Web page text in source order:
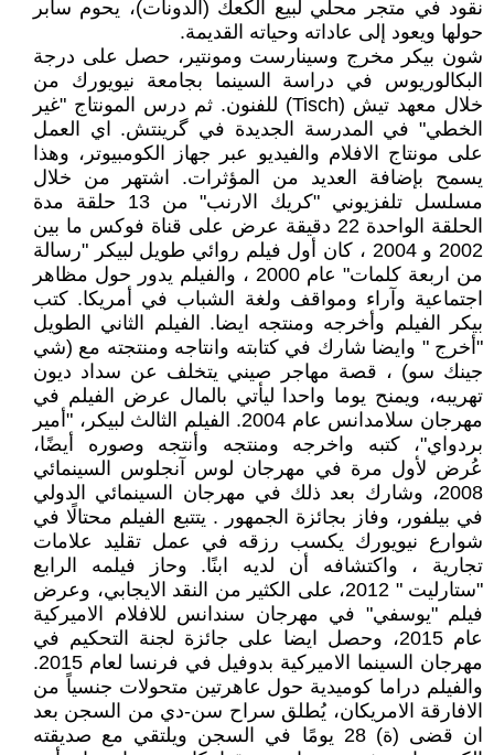
نقود في متجر محلي لبيع الكعك (الدونات)، يحوم سابر
حولها ويعود إلى عاداته وحياته القديمة.
شون بيكر مخرج وسينارست ومونتير، حصل على درجة
البكالوريوس في دراسة السينما بجامعة نيويورك من
خلال معهد تيش (Tisch) للفنون. ثم درس المونتاج "غير
الخطي" في المدرسة الجديدة في گرينتش. اي العمل
على مونتاج الافلام والفيديو عبر جهاز الكومبيوتر، وهذا
يسمح بإضافة العديد من المؤثرات. اشتهر من خلال
مسلسل تلفزيوني "كريك الارنب" من 13 حلقة مدة
الحلقة الواحدة 22 دقيقة عرض على قناة فوكس ما بين
2002 و 2004 ، كان أول فيلم روائي طويل لبيكر "رسالة
من اربعة كلمات" عام 2000 ، والفيلم يدور حول مظاهر
اجتماعية وآراء ومواقف ولغة الشباب في أمريكا. كتب
بيكر الفيلم وأخرجه ومنتجه ايضا. الفيلم الثاني الطويل
"أخرج " وايضا شارك في كتابته وانتاجه ومنتجته مع (شي
جينك سو) ، قصة مهاجر صيني يتخلف عن سداد ديون
تهريبه، ويمنح يوما واحدا ليأتي بالمال عرض الفيلم في
مهرجان سلامدانس عام 2004. الفيلم الثالث لبيكر، "أمير
بردواي"، كتبه واخرجه ومنتجه وأنتجه وصوره أيضًا،
عُرض لأول مرة في مهرجان لوس آنجلوس السينمائي
2008، وشارك بعد ذلك في مهرجان السينمائي الدولي
في بيلفور، وفاز بجائزة الجمهور . يتتبع الفيلم محتالًا في
شوارع نيويورك يكسب رزقه في عمل تقليد علامات
تجارية ، واكتشافه أن لديه ابنًا. وحاز فيلمه الرابع
"ستارليت " 2012، على الكثير من النقد الايجابي، وعرض
فيلم "يوسفي" في مهرجان سندانس للافلام الاميركية
عام 2015، وحصل ايضا على جائزة لجنة التحكيم في
مهرجان السينما الاميركية بدوفيل في فرنسا لعام 2015.
والفيلم دراما كوميدية حول عاهرتين متحولات جنسياً من
الافارقة الامريكان، يُطلق سراح سن-دي من السجن بعد
ان قضى (ة) 28 يومًا في السجن ويلتقي مع صديقته